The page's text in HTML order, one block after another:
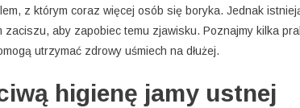
z którym coraz więcej osób się boryka. Jednak
zaciszu, aby zapobiec temu zjawisku. Poznajmy kilka
utrzymać zdrowy uśmiech na dłużej.
higienę jamy ustnej